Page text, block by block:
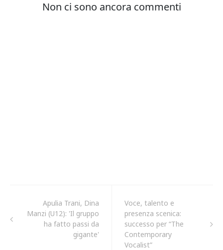
Apulia Trani, Dina
Manzi (U12): 'Il gruppo
ha fatto passi da
gigante'
Voce, talento e
presenza scenica:
successo per “The
Contemporary
Vocalist”